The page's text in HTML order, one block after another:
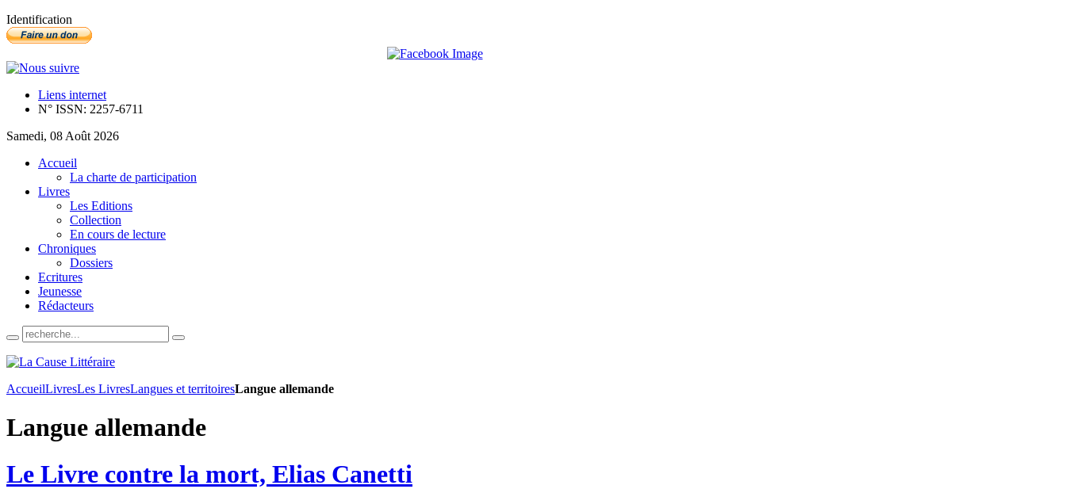
Identification
Liens internet
N° ISSN: 2257-6711
Samedi, 08 Août 2026
Accueil
La charte de participation
Livres
Les Editions
Collection
En cours de lecture
Chroniques
Dossiers
Ecritures
Jeunesse
Rédacteurs
AccueilLivresLes LivresLangues et territoiresLangue allemande
Langue allemande
Le Livre contre la mort, Elias Canetti